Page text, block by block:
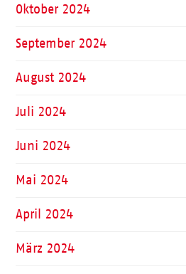
Oktober 2024
September 2024
August 2024
Juli 2024
Juni 2024
Mai 2024
April 2024
März 2024